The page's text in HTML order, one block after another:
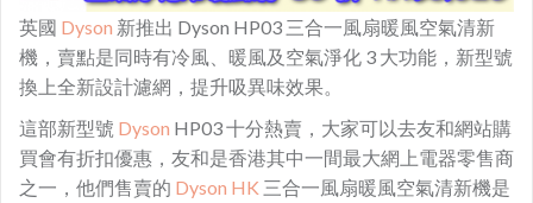
英國 Dyson 新推出 Dyson HP03 三合一風扇暖風空氣清新
機，賣點是同時有冷風、暖風及空氣淨化 3 大功能，新型號
換上全新設計濾網，提升吸異味效果。
這部新型號 Dyson HP03 十分熱賣，大家可以去友和網站購
買會有折扣優惠，友和是香港其中一間最大網上電器零售商
之一，他們售賣的 Dyson HK 三合一風扇暖風空氣清新機是